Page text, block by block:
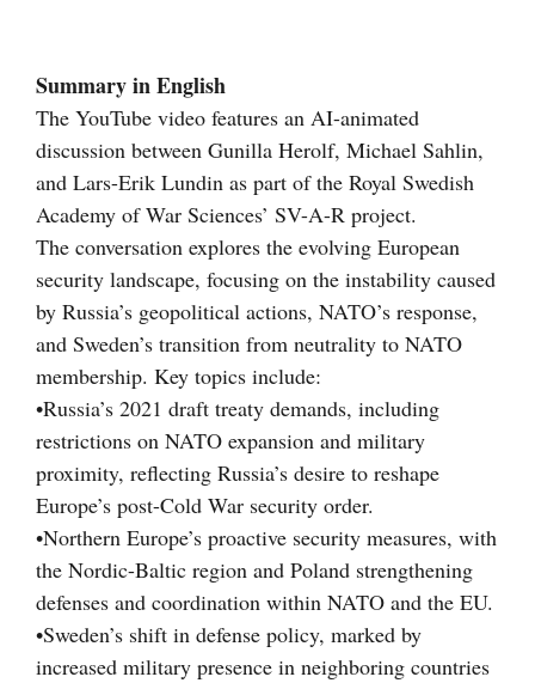
större
bild
Summary in English
The YouTube video features an AI-animated
discussion between Gunilla Herolf, Michael Sahlin,
and Lars-Erik Lundin as part of the Royal Swedish
Academy of War Sciences’ SV-A-R project.
The conversation explores the evolving European
security landscape, focusing on the instability caused
by Russia’s geopolitical actions, NATO’s response,
and Sweden’s transition from neutrality to NATO
membership. Key topics include:
•Russia’s 2021 draft treaty demands, including
restrictions on NATO expansion and military
proximity, reflecting Russia’s desire to reshape
Europe’s post-Cold War security order.
•Northern Europe’s proactive security measures, with
the Nordic-Baltic region and Poland strengthening
defenses and coordination within NATO and the EU.
•Sweden’s shift in defense policy, marked by
increased military presence in neighboring countries